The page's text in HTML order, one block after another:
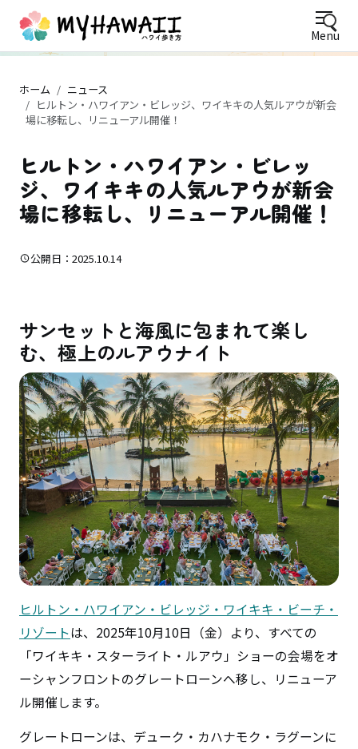
Menu
ホーム
ニュース
ヒルトン・ハワイアン・ビレッジ、ワイキキの人気ルアウが新会
場に移転し、リニューアル開催！
ヒルトン・ハワイアン・ビレッ
ジ、ワイキキの人気ルアウが新会
場に移転し、リニューアル開催！
公開日：2025.10.14
サンセットと海風に包まれて楽し
む、極上のルアウナイト
ヒルトン・ハワイアン・ビレッジ・ワイキキ・ビーチ・
リゾートは、2025年10月10日（金）より、すべての
「ワイキキ・スターライト・ルアウ」ショーの会場をオ
ーシャンフロントのグレートローンへ移し、リニューア
ル開催します。
グレートローンは、デューク・カハナモク・ラグーンに